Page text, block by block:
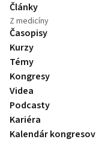
Články
Z medicíny
Časopisy
Kurzy
Témy
Kongresy
Videa
Podcasty
Kariéra
Kalendár kongresov